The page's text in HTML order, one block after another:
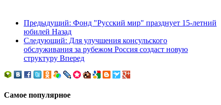
Предыдущий: Фонд "Русский мир" празднует 15-летний
юбилей Назад
Следующий: Для улучшения консульского
обслуживания за рубежом Россия создаст новую
структуру Вперед
Самое популярное